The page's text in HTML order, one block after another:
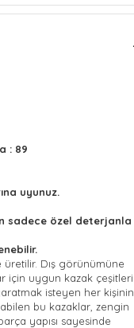
: 89
uyunuz.
sadece özel deterjanla
Dış görünümüne
için uygun kazak çeşitleri
isteyen her kişinin
bu kazaklar, zengin
yapısı sayesinde